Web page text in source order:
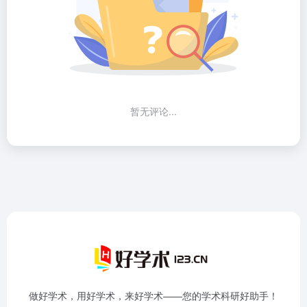
暂无评论...
做好学术，用好学术，来好学术——您的学术科研好助手！